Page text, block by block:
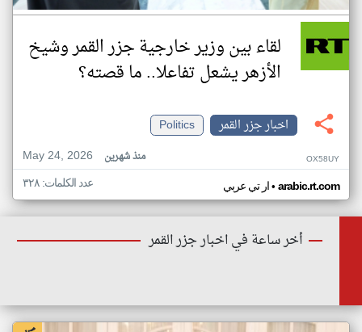
لقاء بين وزير خارجية جزر القمر وشيخ
الأزهر يشعل تفاعلا.. ما قصته؟
اخبار جزر القمر
Politics
May 24, 2026
منذ شهرين OX58UY
ار تي عربي• arabic.rt.com عدد الكلمات: ٣٢٨
أخر ساعة في اخبار جزر القمر